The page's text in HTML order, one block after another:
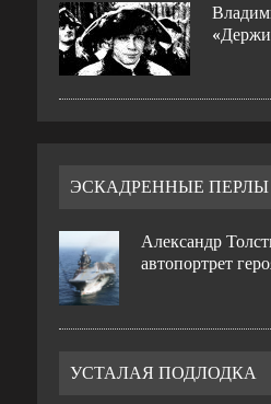
ЭСКАДРЕННЫЕ ПЕРЛЫ
Александр
автопортрет
УСТАЛАЯ ПОДЛОДКА